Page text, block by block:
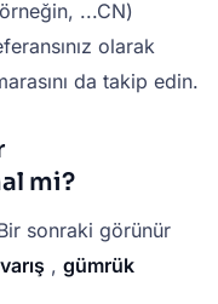
...CN)
olarak
da takip edin.
mi?
sonraki görünür
, gümrük